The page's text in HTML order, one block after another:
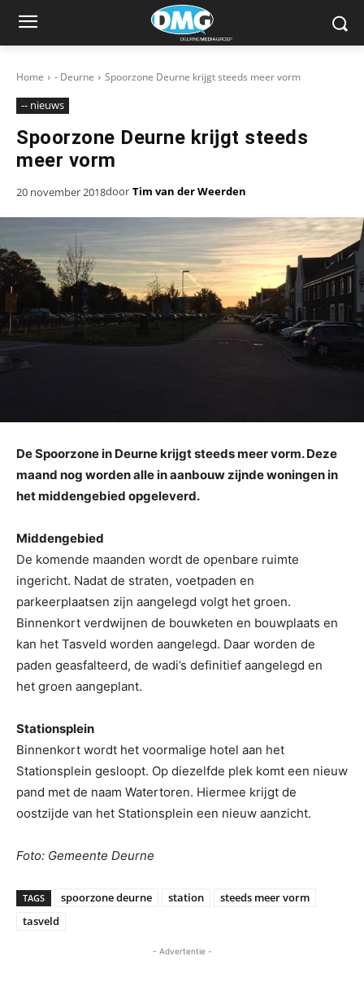
Home - Deurne Spoorzone Deurne krijgt steeds meer vorm
-- nieuws
Spoorzone Deurne krijgt steeds
meer vorm
20 november 2018door Tim van der Weerden
De Spoorzone in Deurne krijgt steeds meer vorm. Deze
maand nog worden alle in aanbouw zijnde woningen in
het middengebied opgeleverd.
Middengebied
De komende maanden wordt de openbare ruimte
ingericht. Nadat de straten, voetpaden en
parkeerplaatsen zijn aangelegd volgt het groen.
Binnenkort verdwijnen de bouwketen en bouwplaats en
kan het Tasveld worden aangelegd. Daar worden de
paden geasfalteerd, de wadi’s definitief aangelegd en
het groen aangeplant.
Stationsplein
Binnenkort wordt het voormalige hotel aan het
Stationsplein gesloopt. Op diezelfde plek komt een nieuw
pand met de naam Watertoren. Hiermee krijgt de
oostzijde van het Stationsplein een nieuw aanzicht.
Foto: Gemeente Deurne
TAGS spoorzone deurne station
steeds meer vorm
tasveld
- Advertentie -